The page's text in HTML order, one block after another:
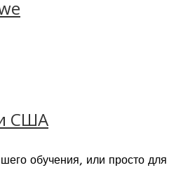
США
обучения, или просто для